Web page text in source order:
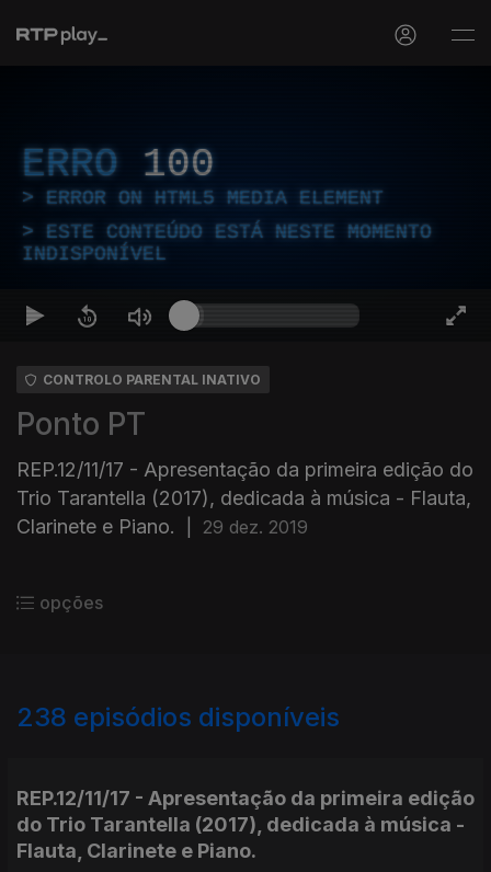
ERRO 100
ERROR ON HTML5 MEDIA ELEMENT
ESTE CONTEÚDO ESTÁ NESTE MOMENTO
INDISPONÍVEL
CONTROLO PARENTAL INATIVO
Ponto PT
REP.12/11/17 - Apresentação da primeira edição do
Trio Tarantella (2017), dedicada à música - Flauta,
Clarinete e Piano.
29 dez. 2019
opções
238 episódios disponíveis
REP.12/11/17 - Apresentação da primeira edição
do Trio Tarantella (2017), dedicada à música -
Flauta, Clarinete e Piano.